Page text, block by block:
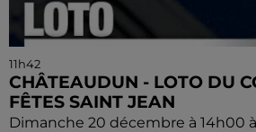
11h42
CHÂTEAUDUN - LOTO DU
FÊTES SAINT JEAN
Dimanche 20 décembre à 14h00